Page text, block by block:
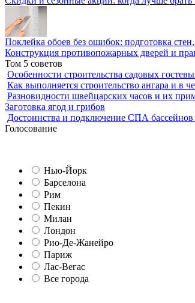
Поклейка обоев без ошибок: подготовка
Конструкция противопожарных дверей и
Том 5 советов
Особенности строительства садовых
Как выполняется строительство ангара и в
Разновидности швейцарских часов и их
Заготовка ягод и грибов
Достоинства и подключение СПА бассейнов
Голосование
Нью-Йорк
Барселона
Рим
Пекин
Милан
Лондон
Рио-Де-Жанейро
Париж
Лас-Вегас
Все города